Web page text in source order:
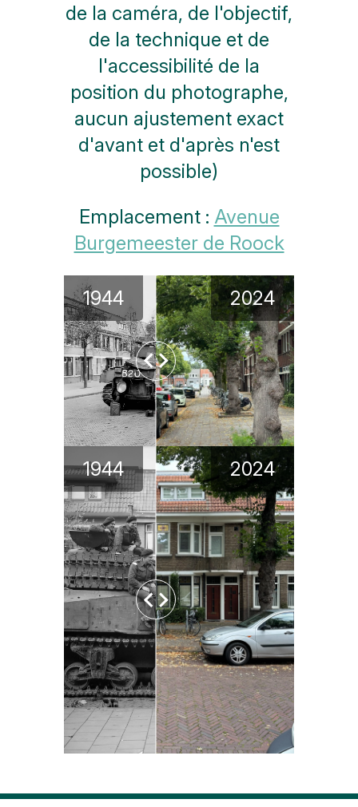
de la caméra, de l'objectif,
de la technique et de
l'accessibilité de la
position du photographe,
aucun ajustement exact
d'avant et d'après n'est
possible)
Emplacement : Avenue
Burgemeester de Roock
1944 2024
1944 2024